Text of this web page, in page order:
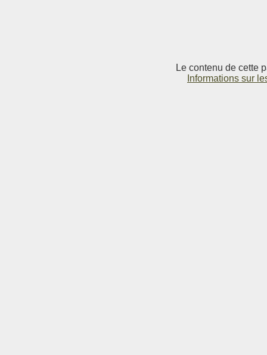
Le contenu de cette
Informations sur